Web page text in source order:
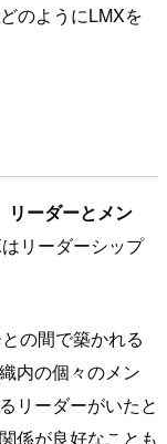
のようにLMXを
リーダーとメン
リーダーシップ
の間で築かれる
内の個々のメン
リーダーがいたと
係が良好なことも